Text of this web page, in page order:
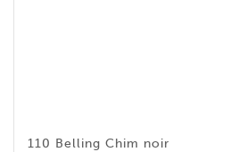
110 Belling Chim noir